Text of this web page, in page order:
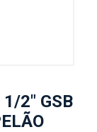
1/2" GSB